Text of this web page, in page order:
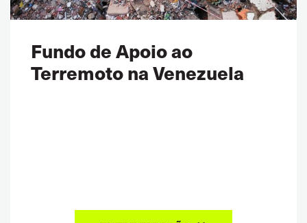
Fundo de Apoio ao
Terremoto na Venezuela